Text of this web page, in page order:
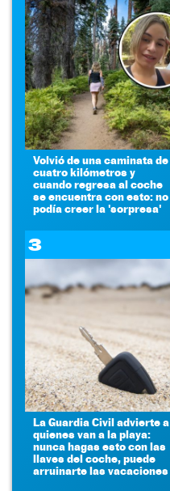
Volvió de una caminata de
cuatro kilómetros y
cuando regresa al coche
se encuentra con esto: no
podía creer la 'sorpresa'
3
La Guardia Civil advierte a
quienes van a la playa:
nunca hagas esto con las
llaves del coche, puede
arruinarte las vacaciones